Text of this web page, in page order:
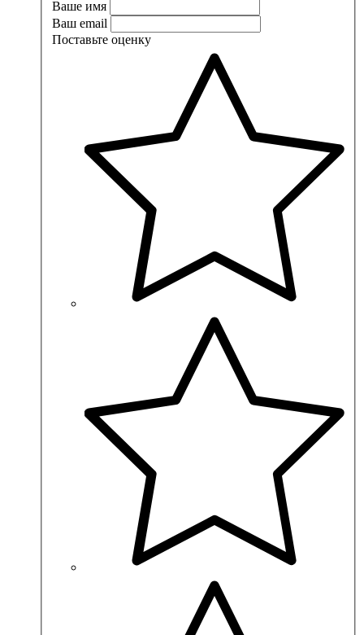
Ваше имя
Ваш email
Поставьте оценку